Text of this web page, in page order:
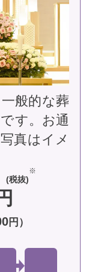
(税抜)
円）
般的な葬
す。お通
写真はイメ